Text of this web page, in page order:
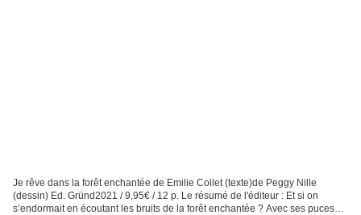
Je rêve dans la forêt enchantée de Emilie Collet (texte)de Peggy Nille
(dessin) Ed. Gründ2021 / 9,95€ / 12 p. Le résumé de l'éditeur : Et si on
s’endormait en écoutant les bruits de la forêt enchantée ? Avec ses puces